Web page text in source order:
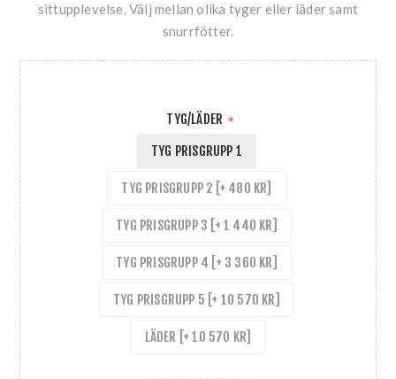
sittupplevelse. Välj mellan olika tyger eller läder samt
snurrfötter.
TYG/LÄDER *
TYG PRISGRUPP 1
TYG PRISGRUPP 2 [+ 480 KR]
TYG PRISGRUPP 3 [+ 1 440 KR]
TYG PRISGRUPP 4 [+ 3 360 KR]
TYG PRISGRUPP 5 [+ 10 570 KR]
LÄDER [+ 10 570 KR]